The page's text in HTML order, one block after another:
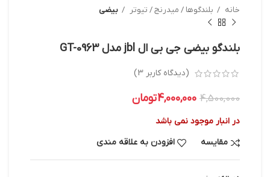
خانه بلندگوها / میدرنج / تیوتر بیضی
بلندگو بیضی جی بی ال jbl مدل GT-0963
(دیدگاه کاربر 3
)
4,500,000
4,000,000تومان
در انبار موجود نمی باشد
مقایسه
افزودن به علاقه مندی